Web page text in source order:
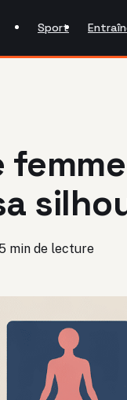
Sport
min de lecture